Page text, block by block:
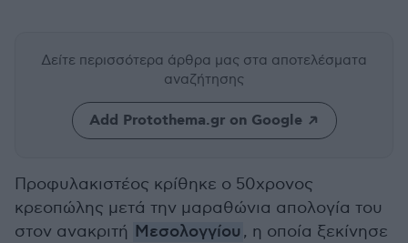
Δείτε περισσότερα άρθρα μας στα αποτελέσματα
αναζήτησης
Add Protothema.gr on Google
Προφυλακιστέος κρίθηκε ο 50χρονος
κρεοπώλης μετά την μαραθώνια απολογία του
στον ανακριτή Μεσολογγίου , η οποία ξεκίνησε